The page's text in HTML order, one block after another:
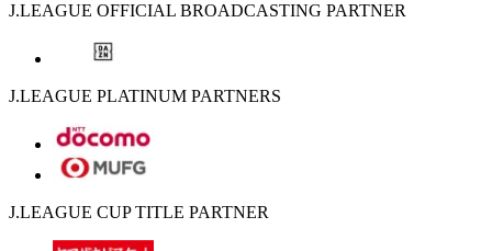
J.LEAGUE OFFICIAL BROADCASTING PARTNER
J.LEAGUE PLATINUM PARTNERS
J.LEAGUE CUP TITLE PARTNER